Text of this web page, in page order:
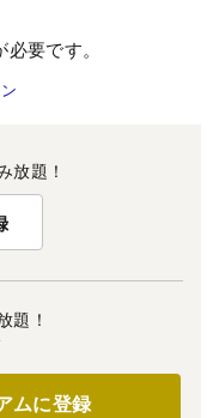
要です。
放題！
題！
ムに登録